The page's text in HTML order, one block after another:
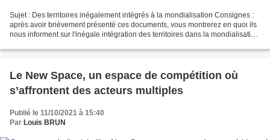
Sujet : Des territoires inégalement intégrés à la mondialisation Consignes :
après avoir brièvement présenté ces documents, vous montrerez en quoi ils
nous informent sur l'inégale intégration des territoires dans la mondialisation
Le New Space, un espace de compétition où
s’affrontent des acteurs multiples
Publié le 11/10/2021 à 15:40
Par Louis BRUN